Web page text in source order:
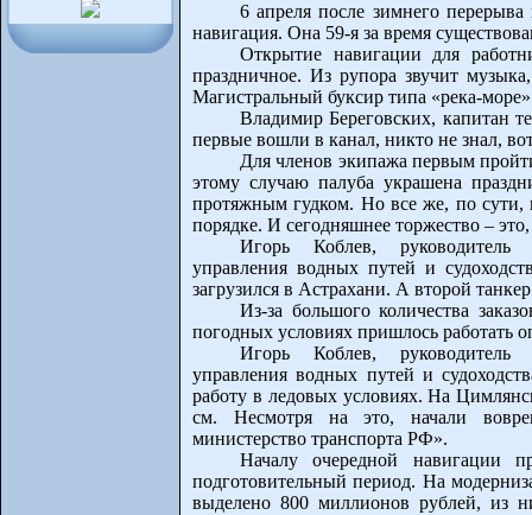
6 апреля после зимнего
навигация. Она 59-я за время
Открытие навигации для
праздничное. Из рупора звучит
Магистральный буксир типа «река-
Владимир Береговских, капитан
первые вошли в канал, никто не знал,
Для членов экипажа первым
этому случаю палуба украшена
протяжным гудком. Но все же, по сути,
порядке. И сегодняшнее торжество –
Игорь Коблев, руководитель
управления водных путей и
загрузился в Астрахани. А второй
Из-за большого количества
погодных условиях пришлось работать
Игорь Коблев, руководитель
управления водных путей и
работу в ледовых условиях. На
см. Несмотря на это, начали
министерство транспорта РФ».
Началу очередной навигации
подготовительный период. На
выделено 800 миллионов рублей, из